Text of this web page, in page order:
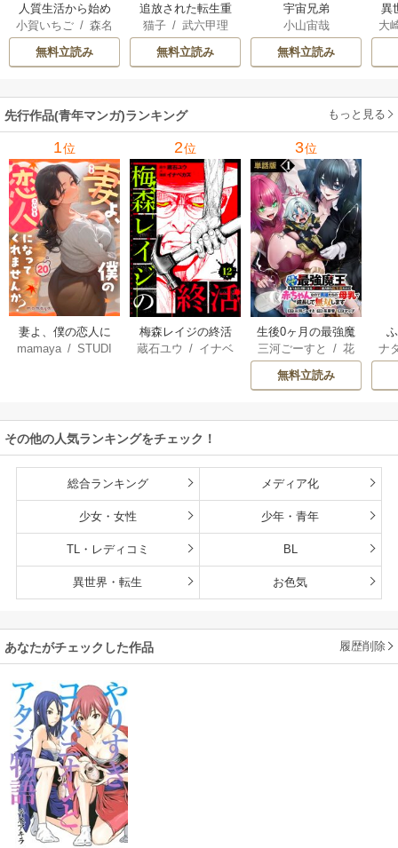
人質生活から始め
るスローライフ
小賀いちご /森名
尚
無料立読み
追放された転生重
騎士はゲーム知識
で無双する
猫子/ 武六甲理
じゃいあん
無料立読み
宇宙兄弟
小山宙哉
無料立読み
異
は
大
先行作品(青年マンガ)ランキング もっと見る
1位
妻よ、僕の恋人に
なってくれません
mamaya /STUDI
2位
梅森レイジの終活
蔵石ユウ / イナベ
3位
生後0ヶ月の最強魔
王 食べるだけ強
くなるチート能力
持ち転生者だけど
雄たちの母乳で成
三河ごーすと /花
房雪/マップ
無料立読み
ナ
核
その他の人気ランキングをチェック！
総合ランキング メディア化
少女・女性 少年・青年
TL・レディコミ BL
異世界・転生 お色気
あなたがチェックした作品 履歴削除